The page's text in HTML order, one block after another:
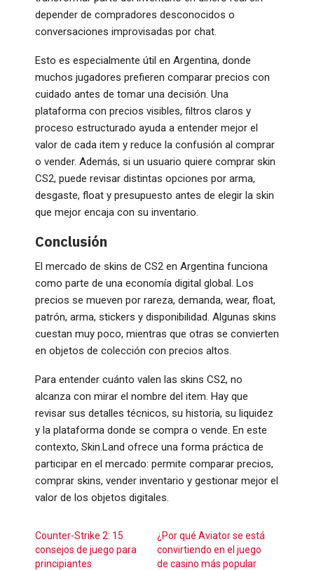
depender de compradores desconocidos o
conversaciones improvisadas por chat.
Esto es especialmente útil en Argentina, donde
muchos jugadores prefieren comparar precios con
cuidado antes de tomar una decisión. Una
plataforma con precios visibles, filtros claros y
proceso estructurado ayuda a entender mejor el
valor de cada item y reduce la confusión al comprar
o vender. Además, si un usuario quiere comprar skin
CS2, puede revisar distintas opciones por arma,
desgaste, float y presupuesto antes de elegir la skin
que mejor encaja con su inventario.
Conclusión
El mercado de skins de CS2 en Argentina funciona
como parte de una economía digital global. Los
precios se mueven por rareza, demanda, wear, float,
patrón, arma, stickers y disponibilidad. Algunas skins
cuestan muy poco, mientras que otras se convierten
en objetos de colección con precios altos.
Para entender cuánto valen las skins CS2, no
alcanza con mirar el nombre del item. Hay que
revisar sus detalles técnicos, su historia, su liquidez
y la plataforma donde se compra o vende. En este
contexto, Skin.Land ofrece una forma práctica de
participar en el mercado: permite comparar precios,
comprar skins, vender inventario y gestionar mejor el
valor de los objetos digitales.
Counter-Strike 2: 15
consejos de juego para
principiantes
¿Por qué Aviator se está
convirtiendo en el juego
de casino más popular